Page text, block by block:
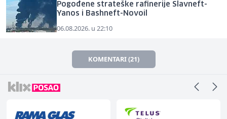
Pogođene strateške rafinerije Slavneft-
Yanos i Bashneft-Novoil
06.08.2026. u 22:10
KOMENTARI (21)